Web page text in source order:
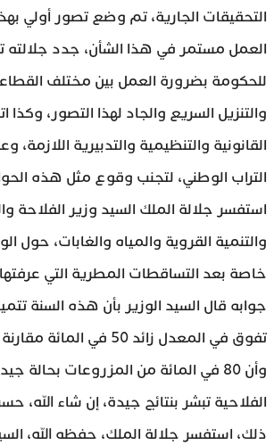
التحقيقات الجارية، تم وضع تصور أولي
العمل مستمر في هذا الشأن، جدد جلالته
للحكومة بضرورة العمل بين مختلف
والتنزيل السريع والجاد لهذا التصور، وكذا
القانونية والتنظيمية والتدبيرية
التراب الوطني، لتجنب وقوع مثل هذه
استفسر جلالة الملك السيد وزير الفلاحة
والتنمية القروية والمياه والغابات، حول
خاصة بعد التساقطات المطرية التي
جوابه قال السيد الوزير بأن هذه السنة
تفوق في المعدل زائد 50 في
وأن 80 في المائة من المزروعات بحالة
الفلاحية تبشر بنتائج جيدة، إن شاء الله،
ذلك، استفسر جلالة الملك، حفظه الله،